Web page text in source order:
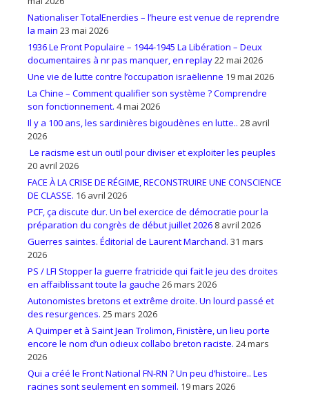
Nationaliser TotalEnerdies – l’heure est venue de reprendre
la main 23 mai 2026
1936 Le Front Populaire – 1944-1945 La Libération – Deux
documentaires à nr pas manquer, en replay22 mai 2026
Une vie de lutte contre l’occupation israëlienne 19 mai 2026
La Chine – Comment qualifier son système ? Comprendre
son fonctionnement. 4 mai 2026
Il y a 100 ans, les sardinières bigoudènes en lutte.. 28 avril
2026
Le racisme est un outil pour diviser et exploiter les peuples
20 avril 2026
FACE À LA CRISE DE RÉGIME, RECONSTRUIRE UNE CONSCIENCE
DE CLASSE. 16 avril 2026
PCF, ça discute dur. Un bel exercice de démocratie pour la
préparation du congrès de début juillet 2026 8 avril 2026
Guerres saintes. Éditorial de Laurent Marchand. 31 mars
2026
PS / LFI Stopper la guerre fratricide qui fait le jeu des droites
en affaiblissant toute la gauche 26 mars 2026
Autonomistes bretons et extrême droite. Un lourd passé et
des resurgences. 25 mars 2026
A Quimper et à Saint Jean Trolimon, Finistère, un lieu porte
encore le nom d’un odieux collabo breton raciste. 24 mars
2026
Qui a créé le Front National FN-RN ? Un peu d’histoire.. Les
racines sont seulement en sommeil. 19 mars 2026